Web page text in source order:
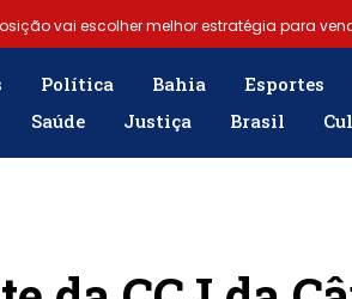
vai escolher melhor estratégia para
| Samuel Júnior luta em prol dos
para população | “Tomamos
Política Bahia Esportes
Saúde
Justiça Brasil